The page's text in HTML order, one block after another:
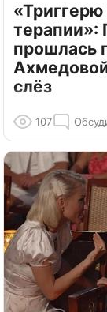
«Триггерю
терапии»:
прошлась
слёз
107